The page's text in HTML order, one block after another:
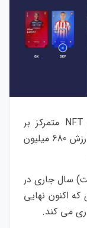
(Sorare) ، یک پلتفرم معاملاتی NFT متمرکز بر
فوتبال ، از یک تامین سرمایه سری B به ارزش 680 میلیون
سال جاری در
که اکنون نهایی